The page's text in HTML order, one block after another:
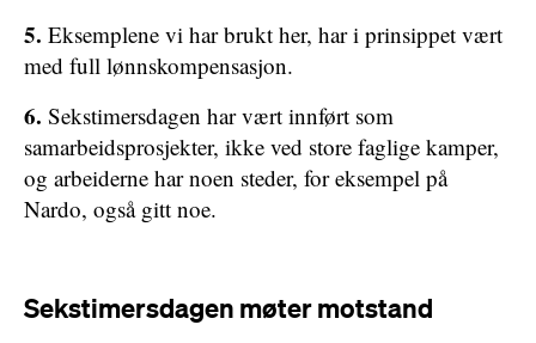
5. Eksemplene vi har brukt her, har i prinsippet vært
med full lønnskompensasjon.
6. Sekstimersdagen har vært innført som
samarbeidsprosjekter, ikke ved store faglige kamper,
og arbeiderne har noen steder, for eksempel på
Nardo, også gitt noe.
Sekstimersdagen møter motstand